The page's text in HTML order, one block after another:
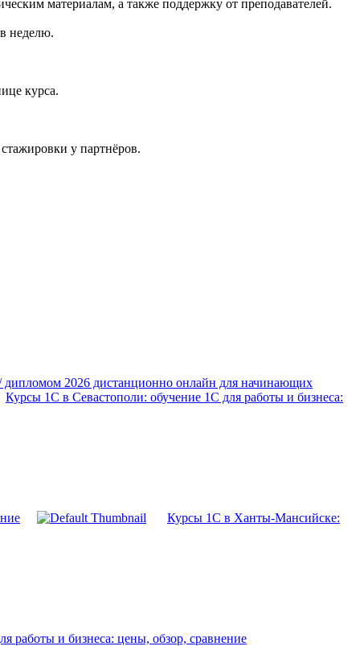
материалам, а также поддержку от преподавателей.
неделю.
курса.
у партнёров.
дипломом 2026 дистанционно онлайн для начинающих
Курсы 1С в Севастополи: обучение 1С для работы и бизнеса:
Курсы 1С в Ханты-Мансийске:
работы и бизнеса: цены, обзор, сравнение